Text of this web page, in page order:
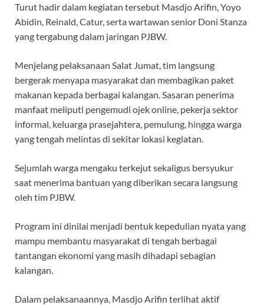
Turut hadir dalam kegiatan tersebut Masdjo Arifin, Yoyo
Abidin, Reinald, Catur, serta wartawan senior Doni Stanza
yang tergabung dalam jaringan PJBW.
Menjelang pelaksanaan Salat Jumat, tim langsung
bergerak menyapa masyarakat dan membagikan paket
makanan kepada berbagai kalangan. Sasaran penerima
manfaat meliputi pengemudi ojek online, pekerja sektor
informal, keluarga prasejahtera, pemulung, hingga warga
yang tengah melintas di sekitar lokasi kegiatan.
Sejumlah warga mengaku terkejut sekaligus bersyukur
saat menerima bantuan yang diberikan secara langsung
oleh tim PJBW.
Program ini dinilai menjadi bentuk kepedulian nyata yang
mampu membantu masyarakat di tengah berbagai
tantangan ekonomi yang masih dihadapi sebagian
kalangan.
Dalam pelaksanaannya, Masdjo Arifin terlihat aktif